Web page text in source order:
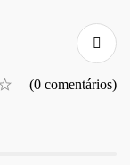
(0 comentários)